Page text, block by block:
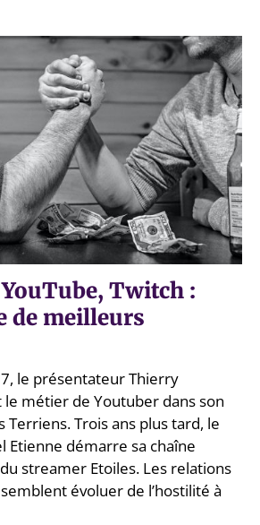
Twitch :
de meilleurs
le présentateur Thierry
métier de Youtuber dans son
Terriens. Trois ans plus tard, le
Etienne démarre sa chaîne
du streamer Etoiles. Les relations
évoluer de l’hostilité à